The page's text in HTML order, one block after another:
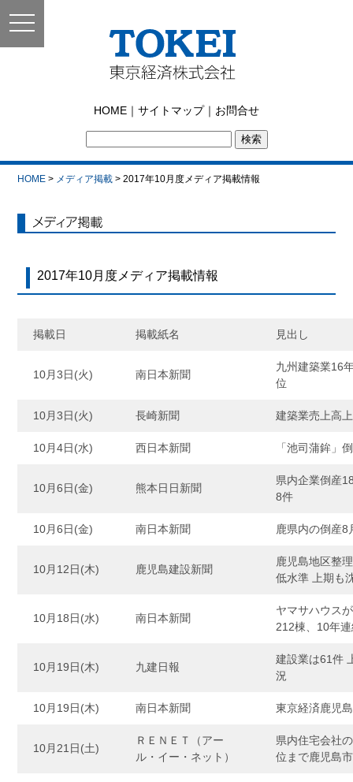
TOKEI
HOME ｜ サイトマップ｜ お問合せ
HOME > メディア掲載 > 2017年10月度メディア掲載情報
toggle
navigation
2017年10月度メディア掲載情報
掲載日 掲載紙名 見出し
10月3日(火) 南日本新聞
九州建築業16
位
10月3日(火) 長崎新聞 建築業売上高
10月4日(水) 西日本新聞 「池司蒲鉾」
10月6日(金) 熊本日日新聞
県内企業倒産
8件
10月6日(金) 南日本新聞 鹿県内の倒産
10月12日(木) 鹿児島建設新聞
鹿児島地区整
低水準 上期も
10月18日(水) 南日本新聞
ヤマサハウス
212棟、10年
10月19日(木) 九建日報
建設業は61件
況
10月19日(木) 南日本新聞 東京経済鹿児
10月21日(土)
ＲＥＮＥＴ（アー
ル・イー・ネット）
県内住宅会社
位まで鹿児島